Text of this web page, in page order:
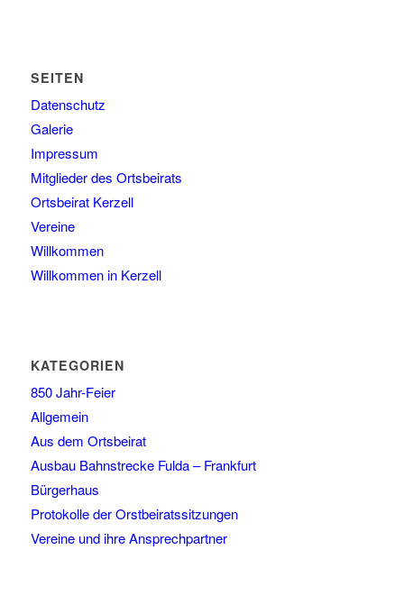
SEITEN
Datenschutz
Galerie
Impressum
Mitglieder des Ortsbeirats
Ortsbeirat Kerzell
Vereine
Willkommen
Willkommen in Kerzell
KATEGORIEN
850 Jahr-Feier
Allgemein
Aus dem Ortsbeirat
Ausbau Bahnstrecke Fulda – Frankfurt
Bürgerhaus
Protokolle der Orstbeiratssitzungen
Vereine und ihre Ansprechpartner